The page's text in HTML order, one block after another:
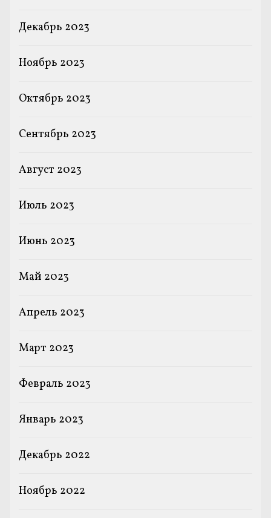
Декабрь 2023
Ноябрь 2023
Октябрь 2023
Сентябрь 2023
Август 2023
Июль 2023
Июнь 2023
Май 2023
Апрель 2023
Март 2023
Февраль 2023
Январь 2023
Декабрь 2022
Ноябрь 2022